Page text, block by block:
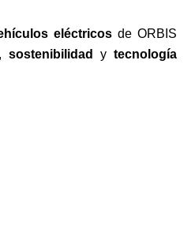
eléctricosde ORBIS
,sostenibilidad ytecnología